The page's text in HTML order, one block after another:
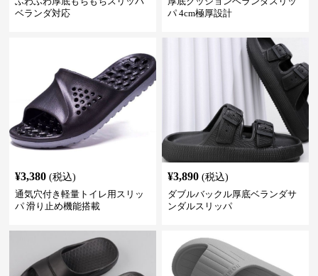
ベランダ対応
パ 4cm極厚設計
¥3,380 (税込)
通気穴付き軽量トイレ用スリッ
パ 滑り止め機能搭載
¥3,890 (税込)
ダブルバックル厚底ベランダサ
ンダルスリッパ